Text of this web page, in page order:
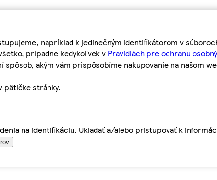
napríklad k jedinečným identifikátorom v
prípadne kedykoľvek v Pravidlách pre ochranu
akým vám prispôsobíme nakupovanie na našom
pätičke stránky.
na identifikáciu. Ukladať a/alebo pristupovať k